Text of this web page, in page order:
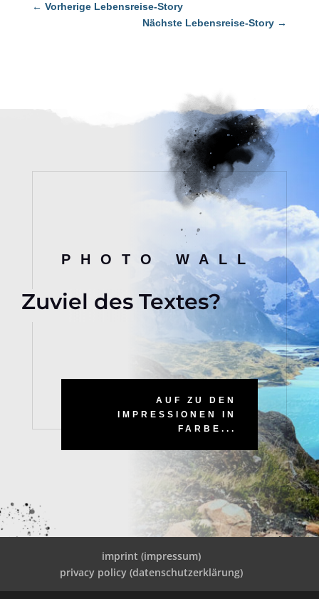
← Vorherige Lebensreise-Story
Nächste Lebensreise-Story →
blog
PHOTO WALL
Zuviel des Textes?
AUF ZU DEN
IMPRESSIONEN IN
FARBE...
imprint (impressum)
privacy policy (datenschutzerklärung)